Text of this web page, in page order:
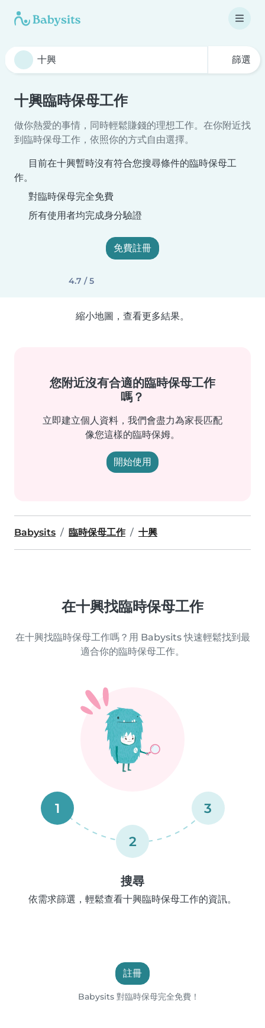
篩選
十興臨時保母工作
做你熱愛的事情，同時輕鬆賺錢的理想工作。在你附近找
到臨時保母工作，依照你的方式自由選擇。
目前在十興暫時沒有符合您搜尋條件的臨時保母工
作。
對臨時保母完全免費
所有使用者均完成身分驗證
免費註冊
4.7 / 5
縮小地圖，查看更多結果。
您附近沒有合適的臨時保母工作
嗎？
立即建立個人資料，我們會盡力為家長匹配
像您這樣的臨時保姆。
開始使用
Babysits 臨時保母工作 十興
在十興找臨時保母工作
在十興找臨時保母工作嗎？用 Babysits 快速輕鬆找到最
適合你的臨時保母工作。
1
2
3
搜尋
依需求篩選，輕鬆查看十興臨時保母工作的資訊。
註冊
Babysits 對臨時保母完全免費！